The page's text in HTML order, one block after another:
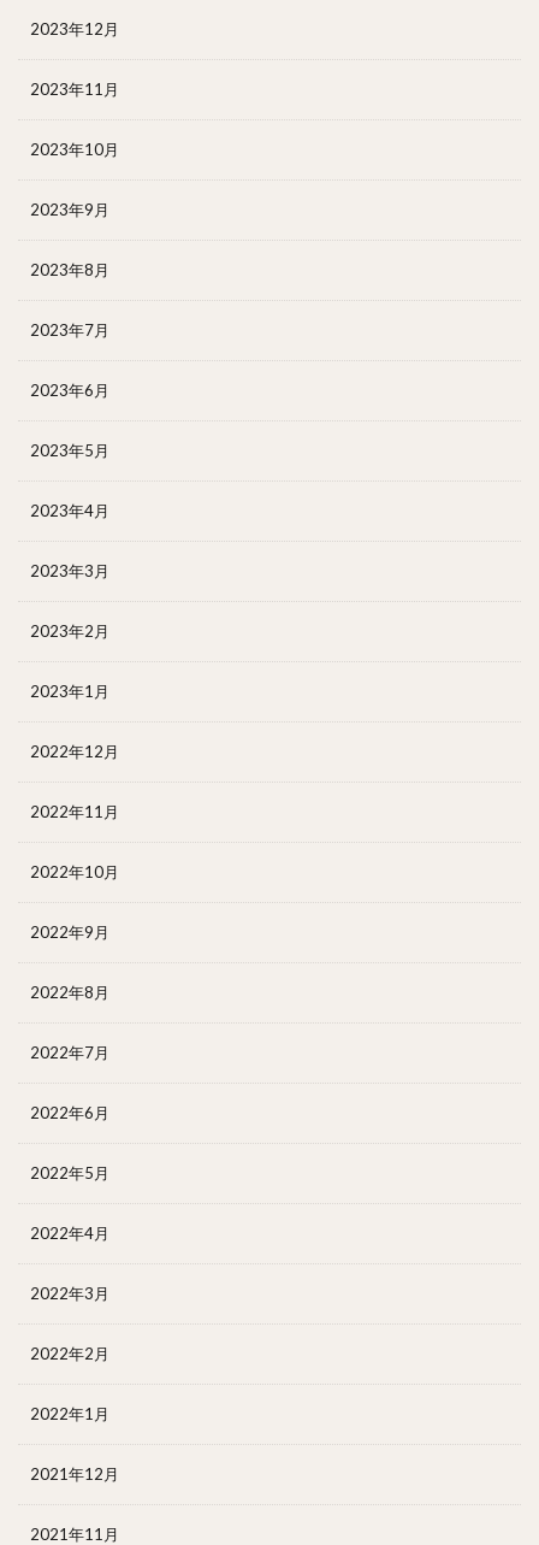
2023年12月
2023年11月
2023年10月
2023年9月
2023年8月
2023年7月
2023年6月
2023年5月
2023年4月
2023年3月
2023年2月
2023年1月
2022年12月
2022年11月
2022年10月
2022年9月
2022年8月
2022年7月
2022年6月
2022年5月
2022年4月
2022年3月
2022年2月
2022年1月
2021年12月
2021年11月